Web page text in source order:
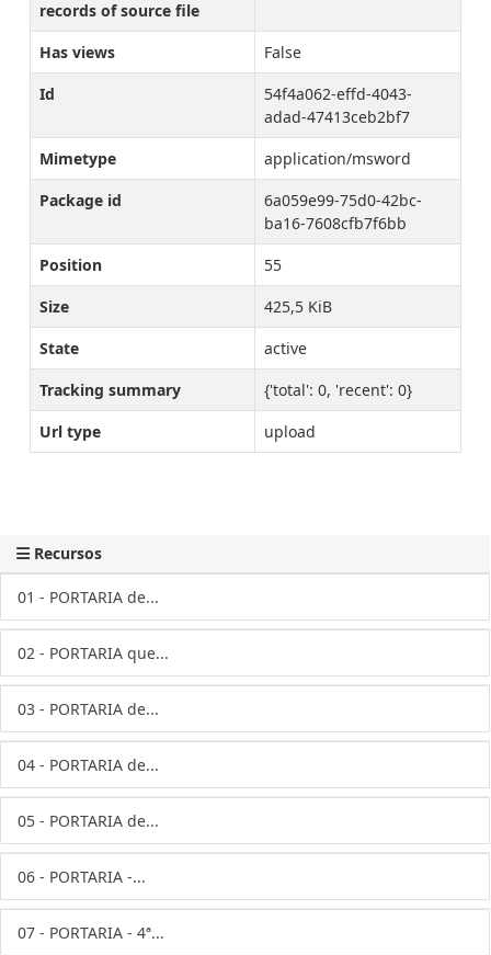
Recursos
01 - PORTARIA de...
02 - PORTARIA que...
03 - PORTARIA de...
04 - PORTARIA de...
05 - PORTARIA de...
06 - PORTARIA -...
07 - PORTARIA - 4ª...
records of source file
Has views
False
Id
54f4a062-effd-4043-
adad-47413ceb2bf7
Mimetype
application/msword
Package id
6a059e99-75d0-42bc-
ba16-7608cfb7f6bb
Position
55
Size
425,5 KiB
State
active
Tracking summary
{'total': 0, 'recent': 0}
Url type
upload